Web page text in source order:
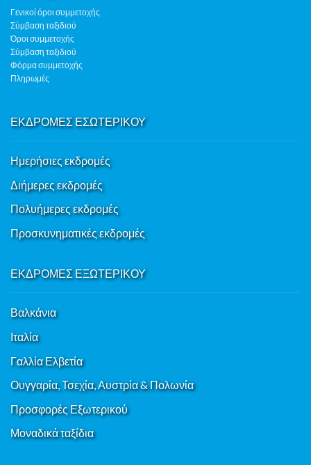
Γενικοί όροι συμμετοχής
Σύμβαση ταξιδιού
Όροι συμμετοχής
Σύμβαση ταξιδιού
Φόρμα συμμετοχής
Πληρωμές
ΕΚΔΡΟΜΕΣ ΕΣΩΤΕΡΙΚΟΥ
Ημερήσιες εκδρομές
Διήμερες εκδρομές
Πολυήμερες εκδρομές
Προσκυνηματικές εκδρομές
ΕΚΔΡΟΜΕΣ ΕΞΩΤΕΡΙΚΟΥ
Βαλκάνια
Ιταλία
Γαλλία Ελβετία
Ουγγαρία, Τσεχία, Αυστρία & Πολωνία
Προσφορές Εξωτερικού
Μοναδικά ταξίδια